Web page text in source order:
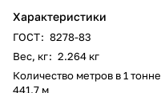
Характеристики
ГОСТ: 8278-83
Вес, кг: 2.264 кг
Количество метров в 1 тонне
441.7 м